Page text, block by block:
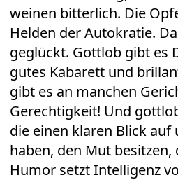
weinen bitterlich. Die
Helden der Autokratie.
geglückt. Gottlob gibt es
gutes Kabarett und
gibt es an manchen
Gerechtigkeit! Und
die einen klaren Blick auf
haben, den Mut
Humor setzt Intelligenz